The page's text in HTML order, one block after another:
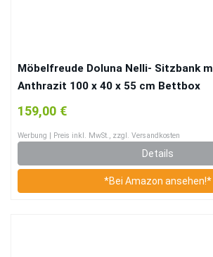
Möbelfreude Doluna Nelli- Sitzbank
Anthrazit 100 x 40 x 55 cm Bettbox
Aufbewahrungsbox für
Polsterbetten Sitztruhe
159,00 €
Werbung | Preis inkl. MwSt., zzgl. Versandkosten
Details
*Bei Amazon ansehen!*